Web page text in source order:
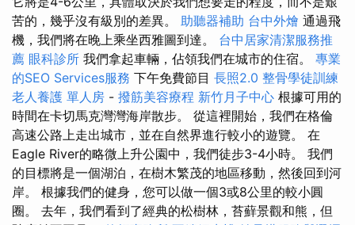
苦的，幾乎沒有級別的差異。 助聽器補助 台中外燴 通過飛
機，我們將在晚上乘坐西雅圖到達。 台中居家清潔服務推
薦 眼科診所 我們拿起車輛，佔領我們在城市的住宿。 專業
的SEO Services服務 下午免費節目 長照2.0 整骨學徒訓練
老人養護 單人房 - 撥筋美容療程 新竹月子中心 根據可用的
時間在卡切馬克灣灣海岸散步。 從這裡開始，我們在格倫
高速公路上走出城市，並在自然界進行較小的遊覽。 在
Eagle River的略微上升公園中，我們徒步3-4小時。 我們
的目標將是一個湖泊，在樹木繁茂的地區移動，然後回到河
岸。 根據我們的健身，您可以做一個3或8公里的較小圓
圈。 去年，我們看到了經典的松樹林，苔蘚景觀和熊，但